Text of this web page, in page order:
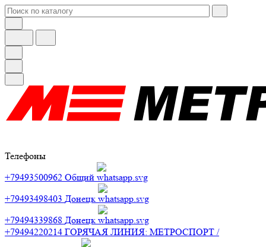
Телефоны
+79493500962 Общий
+79493498403 Донецк
+79494339868 Донецк
+79494220214 ГОРЯЧАЯ ЛИНИЯ: МЕТРОСПОРТ /